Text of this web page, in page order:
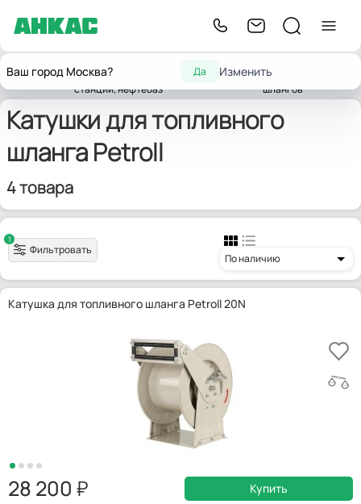
Ваш город Москва? Да Изменить
Главнаяавтозаправочных
станций, нефтебаз
Оборудованиетопливных
шлангов
Катушки для топливного
шланга Petroll
4 товара
1
Фильтровать
По наличию
Катушка для топливного шланга Petroll 20N
28 200 Купить